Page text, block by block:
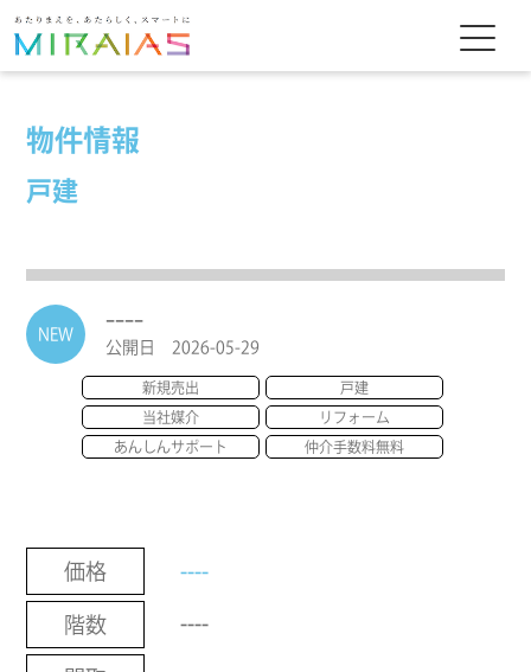
物件情報
戸建
NEW
----
公開日 2026-05-29
新規売出 戸建
当社媒介 リフォーム
あんしんサポート 仲介手数料無料
価格 ----
階数 ----